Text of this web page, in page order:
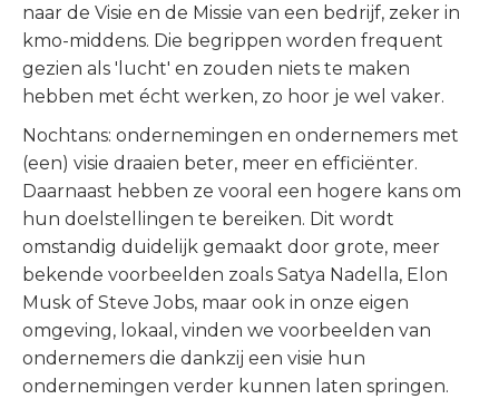
naar de Visie en de Missie van een bedrijf, zeker in
kmo-middens. Die begrippen worden frequent
gezien als 'lucht' en zouden niets te maken
hebben met écht werken, zo hoor je wel vaker.
Nochtans: ondernemingen en ondernemers met
(een) visie draaien beter, meer en efficiënter.
Daarnaast hebben ze vooral een hogere kans om
hun doelstellingen te bereiken. Dit wordt
omstandig duidelijk gemaakt door grote, meer
bekende voorbeelden zoals Satya Nadella, Elon
Musk of Steve Jobs, maar ook in onze eigen
omgeving, lokaal, vinden we voorbeelden van
ondernemers die dankzij een visie hun
ondernemingen verder kunnen laten springen.